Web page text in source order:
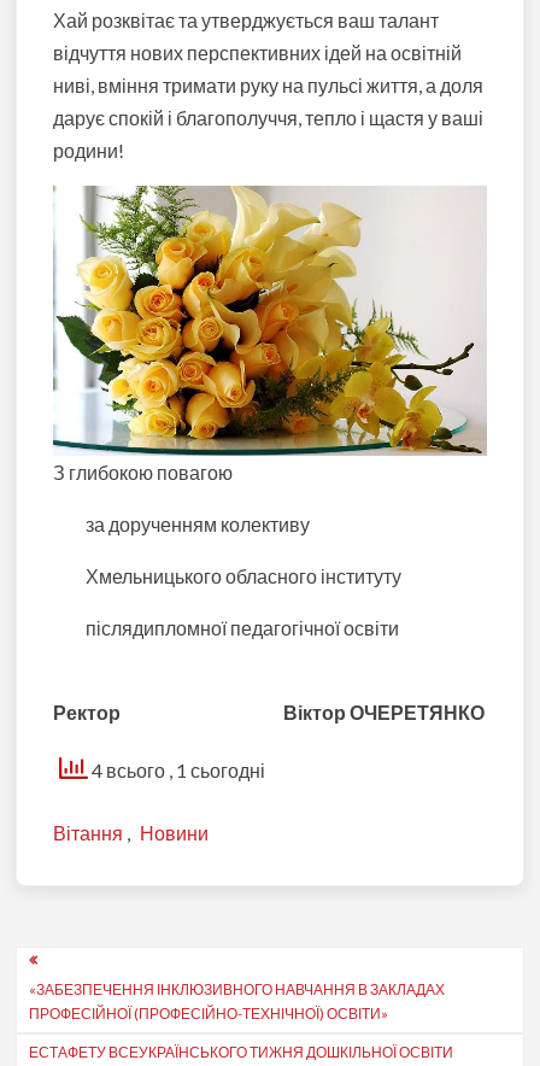
Хай розквітає та утверджується ваш талант
відчуття нових перспективних ідей на освітній
ниві, вміння тримати руку на пульсі життя, а доля
дарує спокій і благополуччя, тепло і щастя у ваші
родини!
З глибокою повагою
за дорученням колективу
Хмельницького обласного інституту
післядипломної педагогічної освіти
Ректор Віктор ОЧЕРЕТЯНКО
4 всього , 1 сьогодні
Вітання , Новини
Навігація
записів
«ЗАБЕЗПЕЧЕННЯ ІНКЛЮЗИВНОГО НАВЧАННЯ В ЗАКЛАДАХ
ПРОФЕСІЙНОЇ (ПРОФЕСІЙНО-ТЕХНІЧНОЇ) ОСВІТИ»
ЕСТАФЕТУ ВСЕУКРАЇНСЬКОГО ТИЖНЯ ДОШКІЛЬНОЇ ОСВІТИ